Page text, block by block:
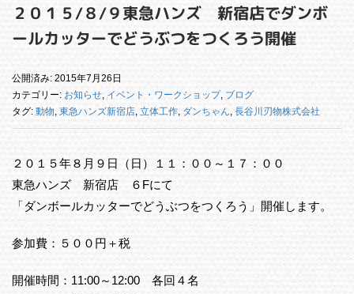
２０１５/８/９東急ハンズ 新宿店でダンボ
ールカッターでどうぶつをつくろう開催
公開済み: 2015年7月26日
カテゴリー: お知らせ, イベント・ワークショップ, ブログ
タグ: 動物, 東急ハンズ新宿店, 立体工作, ダンちゃん, 長谷川刃物株式会社
２０１５年８月９日（日）１１：００～１７：００
東急ハンズ 新宿店 ６Fにて
「ダンボールカッターでどうぶつをつくろう」開催します。
参加費：５００円＋税
開催時間：11:00～12:00 各回４名